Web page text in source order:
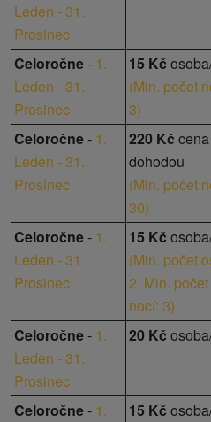
Leden - 31.
Prosinec
Celoročne- 1.
Leden - 31.
Prosinec
15 Kč
(Min. počet
3)
Celoročne- 1.
Leden - 31.
Prosinec
220 Kč cena
dohodou
(Min. počet
30)
Celoročne- 1.
Leden - 31.
Prosinec
15 Kč
(Min. počet
2, Min. počet
nocí: 3)
Celoročne- 1.
Leden - 31.
Prosinec
20 Kč
Celoročne- 1.
15 Kč